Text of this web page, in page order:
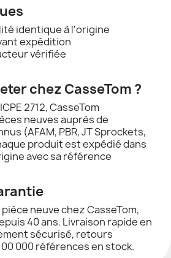
identique à l'origine
expédition
vérifiée
chez CasseTom ?
2712, CasseTom
neuves auprès de
(AFAM, PBR, JT Sprockets,
produit est expédié dans
avec sa référence
neuve chez CasseTom,
40 ans. Livraison rapide en
sécurisé, retours
000 références en stock.